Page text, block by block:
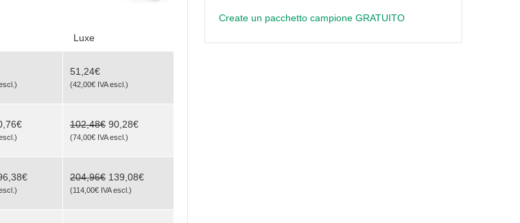
Luxe
)
51,24€
(42,00€ IVA escl. )
)
102,48€ 90,28€
(74,00€ IVA escl. )
)
204,96€ 139,08€
(114,00€ IVA escl. )
Create un pacchetto campione GRATUITO